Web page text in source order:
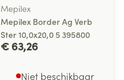
Mepilex
Mepilex Border Ag Verb
Ster 10,0x20,0 5 395800
€ 63,26
Niet beschikbaar